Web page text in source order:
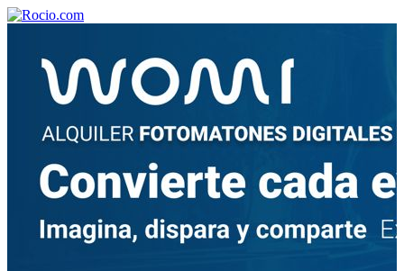
¡Bienvenido! Soy el asistente virtual de rocio.com.
¿En qué puedo ayudarte?